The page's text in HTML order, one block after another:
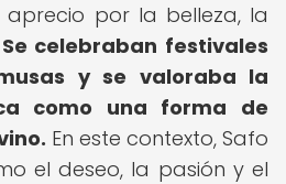
por la belleza, la
Se celebraban festivales
y se valoraba la
como una forma de
En este contexto, Safo
el deseo, la pasión y el